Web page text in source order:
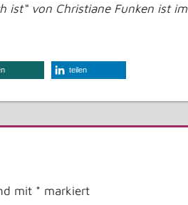
ist“ von Christiane Funken ist im
teilen
mit * markiert